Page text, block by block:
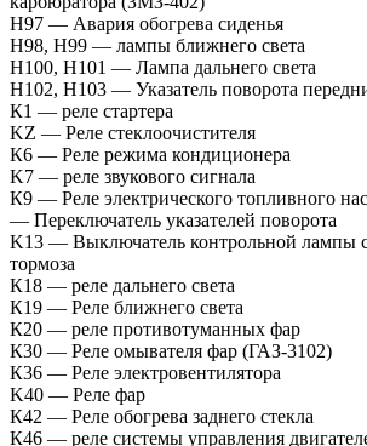
H97 — Авария обогрева сиденья
Н98, Н99 — лампы ближнего света
H100, H101 — Лампа дальнего света
Н102, Н103 — Указатель поворота
К1 — реле стартера
KZ — Реле стеклоочистителя
К6 — Реле режима кондиционера
K7 — реле звукового сигнала
К9 — Реле электрического топливного
— Переключатель указателей поворота
K13 — Выключатель контрольной лампы
тормоза
К18 — реле дальнего света
К19 — Реле ближнего света
К20 — реле противотуманных фар
К30 — Реле омывателя фар (ГАЗ-3102)
К36 — Реле электровентилятора
K40 — Реле фар
К42 — Реле обогрева заднего стекла
К46 — реле системы управления